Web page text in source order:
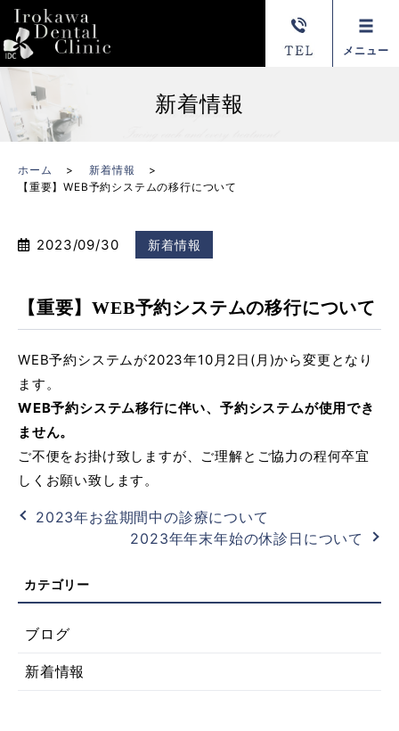
メニュー
新着情報
ホーム
新着情報
【重要】WEB予約システムの移行について
2023/09/30 新着情報
【重要】WEB予約システムの移行について
WEB予約システムが2023年10月2日(月)から変更となり
ます。
WEB予約システム移行に伴い、予約システムが使用でき
ません。
ご不便をお掛け致しますが、ご理解とご協力の程何卒宜
しくお願い致します。
2023年お盆期間中の診療について
2023年年末年始の休診日について
ブログ
新着情報